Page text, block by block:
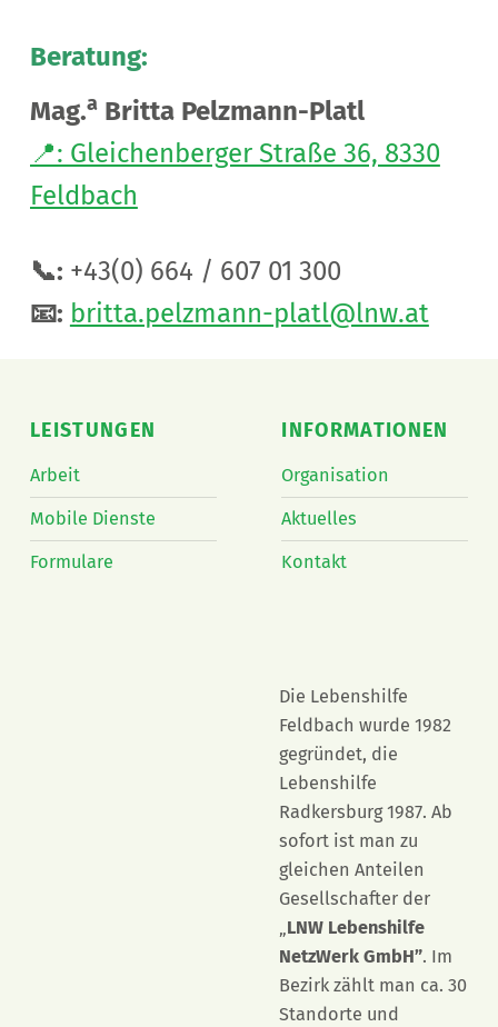
Beratung:
Mag.aBritta Pelzmann-Platl
📍: Gleichenberger Straße 36, 8330
Feldbach
📞: +43(0) 664 / 607 01 300
📧: britta.pelzmann-platl@lnw.at
LEISTUNGEN
Arbeit
Mobile Dienste
Formulare
INFORMATIONEN
Organisation
Aktuelles
Kontakt
Die Lebenshilfe
Feldbach wurde 1982
gegründet, die
Lebenshilfe
Radkersburg 1987. Ab
sofort ist man zu
gleichen Anteilen
Gesellschafter der
„LNW Lebenshilfe
NetzWerk GmbH”. Im
Bezirk zählt man ca. 30
Standorte und